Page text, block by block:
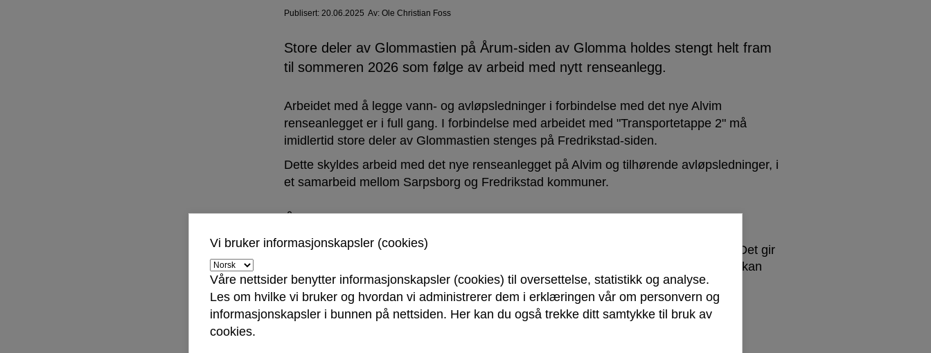
Publisert: 20.06.2025 Av: Ole Christian Foss
Store deler av Glommastien på Årum-siden av Glomma holdes stengt helt fram
til sommeren 2026 som følge av arbeid med nytt renseanlegg.
Arbeidet med å legge vann- og avløpsledninger i forbindelse med det nye Alvim
renseanlegget er i full gang. I forbindelse med arbeidet med "Transportetappe 2" må
imidlertid store deler av Glommastien stenges på Fredrikstad-siden.
Dette skyldes arbeid med det nye renseanlegget på Alvim og tilhørende avløpsledninger, i
et samarbeid mellom Sarpsborg og Fredrikstad kommuner.
Åpen blindvei fram til Dombergdammen
Stien holdes åpen som en blindvei fram til og med Dombergdammen (rasteplass). Det gir
fortsatt tilgang til fine turområder og naturopplevelser langs elva, selv om man ikke kan
følge hele traseen videre.
Vi bruker informasjonskapsler (cookies)
Våre nettsider benytter informasjonskapsler (cookies) til oversettelse, statistikk og analyse.
Les om hvilke vi bruker og hvordan vi administrerer dem i erklæringen vår om personvern og
informasjonskapsler i bunnen på nettsiden. Her kan du også trekke ditt samtykke til bruk av
cookies.